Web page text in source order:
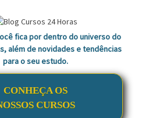
fica por dentro do universo do
além de novidades e tendências
para o seu estudo.
CONHEÇA OS
CURSOS